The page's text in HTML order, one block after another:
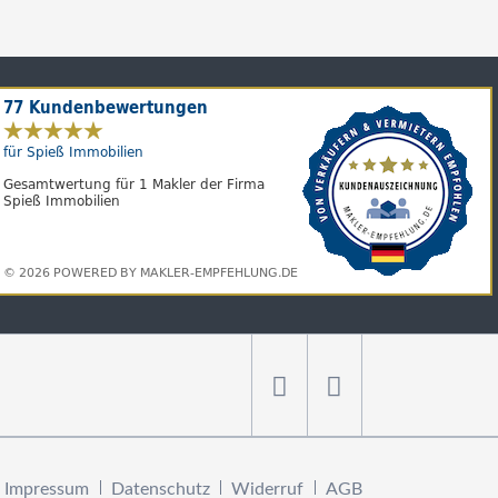
Impressum Datenschutz Widerruf AGB